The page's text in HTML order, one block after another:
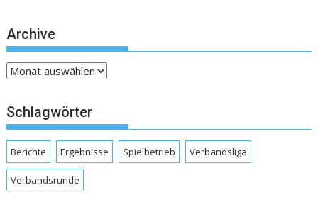
Archive
Archive
Schlagwörter
Berichte Ergebnisse Spielbetrieb Verbandsliga
Verbandsrunde